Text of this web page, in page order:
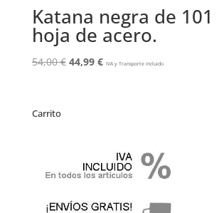
Katana negra de 101
hoja de acero.
54,00€ El
44,99 €ElIVA y Transporte Incluido
Carrito